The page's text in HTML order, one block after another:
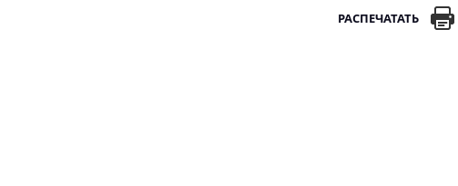
РАСПЕЧАТАТЬ